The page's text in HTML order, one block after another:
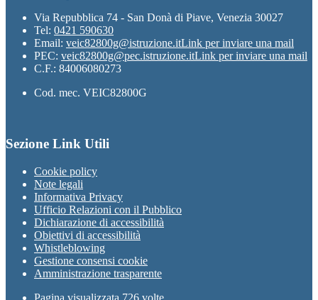
Via Repubblica 74 - San Donà di Piave, Venezia 30027
Tel: 0421 590630
Email: veic82800g@istruzione.itLink per inviare una mail
PEC: veic82800g@pec.istruzione.itLink per inviare una mail
C.F.: 84006080273
Cod. mec. VEIC82800G
Sezione Link Utili
Cookie policy
Note legali
Informativa Privacy
Ufficio Relazioni con il Pubblico
Dichiarazione di accessibilità
Obiettivi di accessibilità
Whistleblowing
Gestione consensi cookie
Amministrazione trasparente
Pagina visualizzata 726 volte